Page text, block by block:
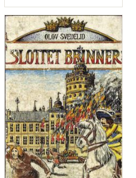
Typ